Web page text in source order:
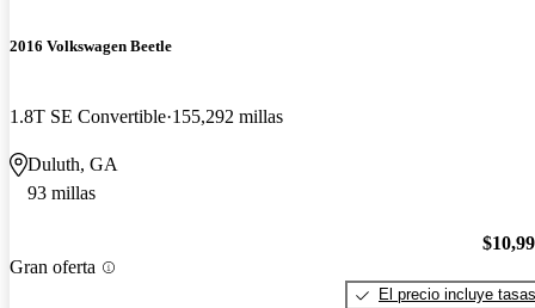
2016 Volkswagen Beetle
1.8T SE Convertible 155,292 millas
Duluth, GA
93 millas
Gran oferta
El precio incluye tasas